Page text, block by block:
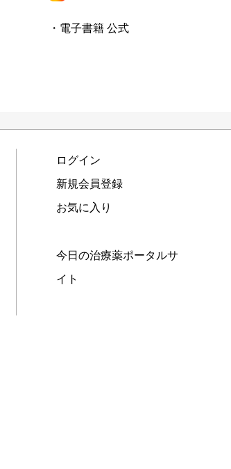
・電子書籍 公式
ログイン
新規会員登録
お気に入り
今日の治療薬ポータルサ
イト